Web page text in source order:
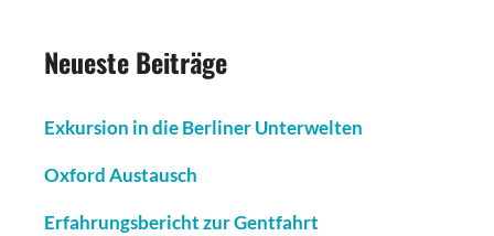
Neueste Beiträge
Exkursion in die Berliner Unterwelten
Oxford Austausch
Erfahrungsbericht zur Gentfahrt